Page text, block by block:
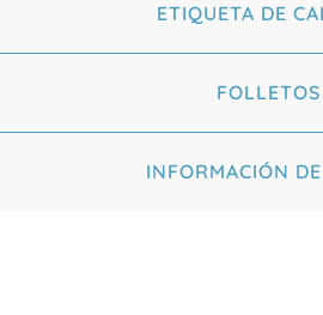
ETIQUETA DE
FOLLETOS
INFORMACIÓN